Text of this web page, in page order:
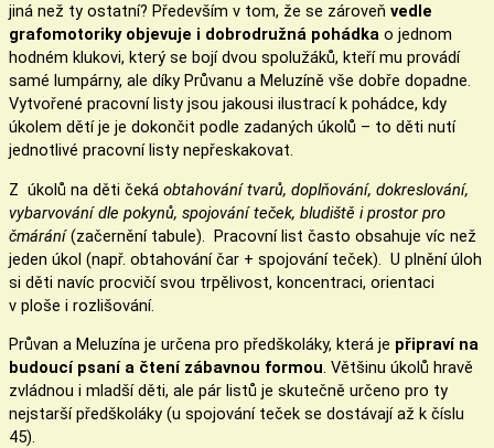
jiná než ty ostatní? Především v tom, že se zároveň vedle
grafomotoriky objevuje i dobrodružná pohádka o jednom
hodném klukovi, který se bojí dvou spolužáků, kteří mu provádí
samé lumpárny, ale díky Průvanu a Meluzíně vše dobře dopadne.
Vytvořené pracovní listy jsou jakousi ilustrací k pohádce, kdy
úkolem dětí je je dokončit podle zadaných úkolů – to děti nutí
jednotlivé pracovní listy nepřeskakovat.
Z úkolů na děti čeká obtahování tvarů, doplňování, dokreslování,
vybarvování dle pokynů, spojování teček, bludiště i prostor pro
čmárání(začernění tabule). Pracovní list často obsahuje víc než
jeden úkol (např. obtahování čar + spojování teček). U plnění úloh
si děti navíc procvičí svou trpělivost, koncentraci, orientaci
v ploše i rozlišování.
Průvan a Meluzína je určena pro předškoláky, která je připraví na
budoucí psaní a čtení zábavnou formou. Většinu úkolů hravě
zvládnou i mladší děti, ale pár listů je skutečně určeno pro ty
nejstarší předškoláky (u spojování teček se dostávají až k číslu
45).